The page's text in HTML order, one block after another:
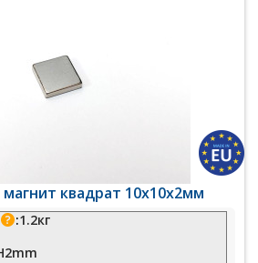
квадрат 10х10х2мм
:1.2кг